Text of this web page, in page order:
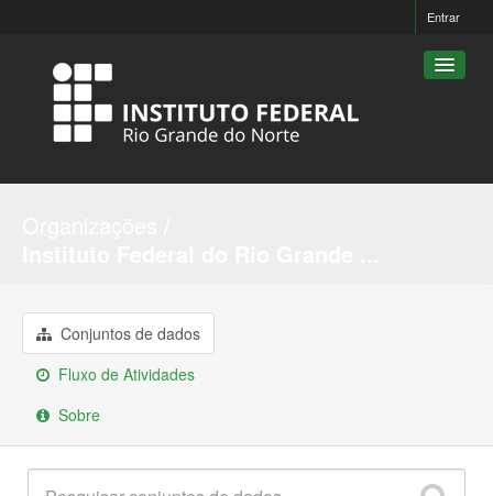
Entrar
Sobre
Conjuntos de dados
Fluxo de Atividades
Sobre